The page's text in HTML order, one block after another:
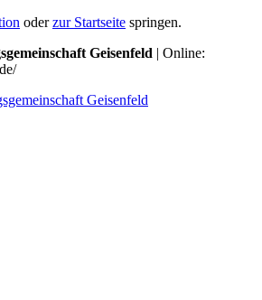
oderzur Startseite springen.
Geisenfeld | Online: